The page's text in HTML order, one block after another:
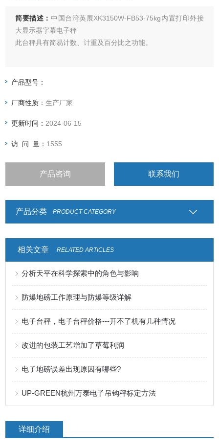
简要描述：中国台湾英展XK3150W-FB53-75kg内置打印外接
大显示器字幕电子秤
此台秤具有简易计数、计重及百分比之功能。
具有双色LED充电指示，可清楚指示充电状况。
产品型号：
厂商性质：生产厂家
更新时间： 2024-06-15
访 问 量： 1555
产品咨询 联系我们
产品分类 PRODUCT CATEGORY
相关文章 RELATED ARTICLES
分析天平在科学探索中的角色与影响
防爆地磅工作原理与防爆等级详解
电子台秤，电子台秤价格---开不了机有几种情况
改进的包装工艺增加了草莓利润
电子地磅误差出现原因有哪些?
UP-GREEN杭州万泰电子吊钩秤标定方法
详细介绍